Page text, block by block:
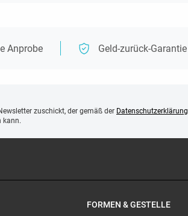
Anprobe Geld-zurück-Garantie
zuschickt, der gemäß der Datenschutzerklärung
kann.
FORMEN & GESTELLE